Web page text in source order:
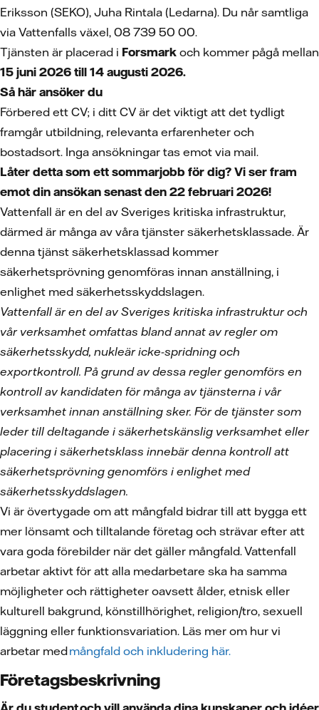
Eriksson (SEKO), Juha Rintala (Ledarna). Du når samtliga
via Vattenfalls växel, 08 739 50 00.
Tjänsten är placerad i Forsmark och kommer pågå mellan
15 juni 2026 till 14 augusti 2026.
Så här ansöker du
Förbered ett CV; i ditt CV är det viktigt att det tydligt
framgår utbildning, relevanta erfarenheter och
bostadsort. Inga ansökningar tas emot via mail.
Låter detta som ett sommarjobb för dig? Vi ser fram
emot din ansökan senast den 22 februari 2026!
Vattenfall är en del av Sveriges kritiska infrastruktur,
därmed är många av våra tjänster säkerhetsklassade. Är
denna tjänst säkerhetsklassad kommer
säkerhetsprövning genomföras innan anställning, i
enlighet med säkerhetsskyddslagen.
Vattenfall är en del av Sveriges kritiska infrastruktur och
vår verksamhet omfattas bland annat av regler om
säkerhetsskydd, nukleär icke-spridning och
exportkontroll. På grund av dessa regler genomförs en
kontroll av kandidaten för många av tjänsterna i vår
verksamhet innan anställning sker. För de tjänster som
leder till deltagande i säkerhetskänslig verksamhet eller
placering i säkerhetsklass innebär denna kontroll att
säkerhetsprövning genomförs i enlighet med
säkerhetsskyddslagen.
Vi är övertygade om att mångfald bidrar till att bygga ett
mer lönsamt och tilltalande företag och strävar efter att
vara goda förebilder när det gäller mångfald. Vattenfall
arbetar aktivt för att alla medarbetare ska ha samma
möjligheter och rättigheter oavsett ålder, etnisk eller
kulturell bakgrund, könstillhörighet, religion/tro, sexuell
läggning eller funktionsvariation. Läs mer om hur vi
arbetar medmångfald och inkludering här.
Företagsbeskrivning